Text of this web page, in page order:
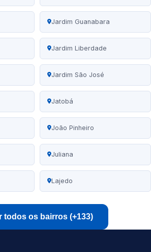
Jardim Guanabara
Jardim Liberdade
Jardim São José
Jatobá
João Pinheiro
Juliana
Lajedo
todos os bairros (+133)